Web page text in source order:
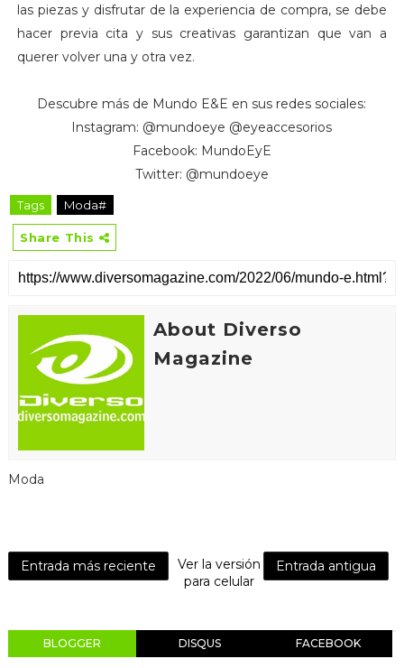
las piezas y disfrutar de la experiencia de compra, se debe
hacer previa cita y sus creativas garantizan que van a
querer volver una y otra vez.
Descubre más de Mundo E&E en sus redes sociales:
Instagram: @mundoeye @eyeaccesorios
Facebook: MundoEyE
Twitter: @mundoeye
Tags Moda#
Share This
About Diverso
Magazine
Moda
Entrada más reciente Entrada antigua
Ver la versión
para celular
BLOGGER DISQUS FACEBOOK